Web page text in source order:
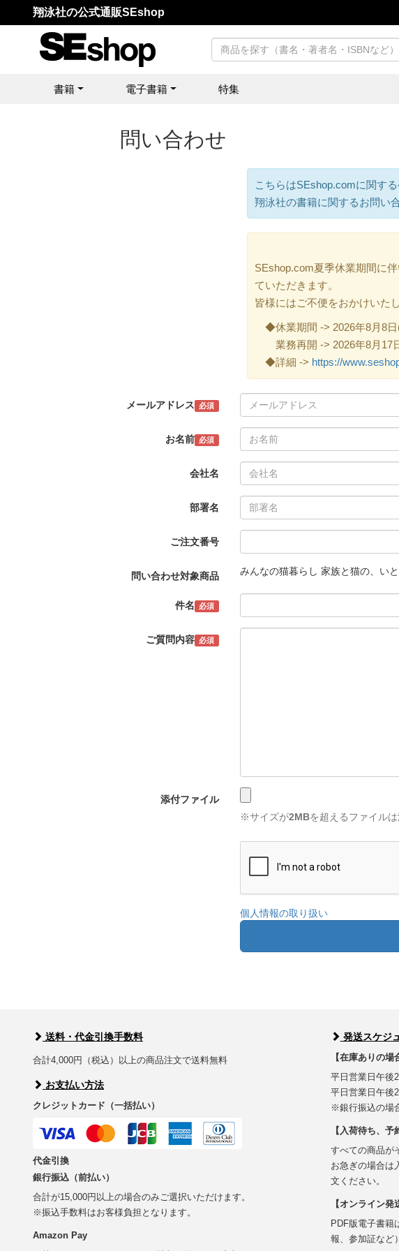
翔泳社の公式通販SEshop
書籍 電子書籍 特集
問い合わせ
こちらはSEshop.comに関する
翔泳社の書籍に関するお問い合
SEshop.com夏季休業期間に
ていただきます。
皆様にはご不便をおかけいた
◆休業期間 -> 2026年8月8日
業務再開 -> 2026年8月17
◆詳細 -> https://
メールアドレス 必須
お名前 必須
会社名
部署名
ご注文番号
問い合わせ対象商品 みんなの猫暮らし 家族と猫の、いと
件名 必須
ご質問内容 必須
添付ファイル
※サイズが2MBを超えるファイルは
個人情報の取り扱い
送料・代金引換手数料
合計4,000円（税込）以上の商品注文で送料無料
お支払い方法
クレジットカード（一括払い）
代金引換
銀行振込（前払い）
合計が15,000円以上の場合のみご選択いただけます。
※振込手数料はお客様負担となります。
Amazon Pay
発送スケジ
【在庫ありの場
平日営業日午後
平日営業日午後
※銀行振込の場
【入荷待ち、予
すべての商品が
お急ぎの場合は
文ください。
【オンライン発
PDF版電子書籍
報、参加証など